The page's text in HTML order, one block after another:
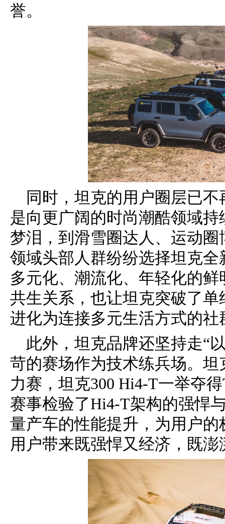
誉。
同时，坦克的用户圈层已
是向更广阔的时尚潮酷领域
梦泪，到滑雪圈达人、运动
领域头部人群纷纷选择坦克
多元化、潮流化、年轻化的
共生关系，也让坦克突破了
进化为连接多元生活方式的
此外，坦克品牌还坚持走“
苛的赛场作为技术练兵场。
力赛，坦克300 Hi4-T一举夺
赛事检验了Hi4-T架构的强悍
量产车的性能提升，为用户
用户带来既强悍又经济，既